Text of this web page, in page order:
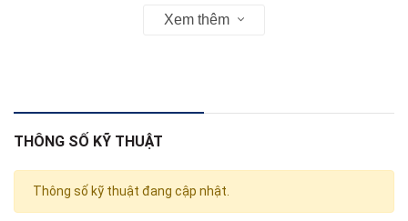
-----> VỎ ( COVER ) KHÔNG BẢO HÀNH
Zalo: 0933.823.693 KD
Xem thêm
THÔNG SỐ KỸ THUẬT
Thông số kỹ thuật đang cập nhật.